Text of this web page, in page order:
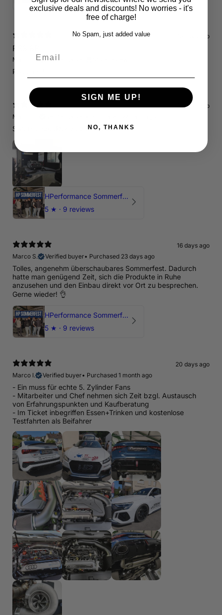
16 days ago
RS3 8P
Marcin J. Verified buyer
Polecam !
16 days ago
Marcin J.
Świetnie spedzony czas , Pozdrawiam
HPerformance Sommerfest 2026
5 ★ · 9 reviews
16 days ago
Marco S.
Verified buyer• Purchased 23 days ago
Tolles, angenehm überschaubares Sommerfest. Dadurch
hatte man genügend Zeit, sich die Produkte in Ruhe
anzusehen und den Einbau direkt vor Ort zu besprechen.
Gerne wieder! 👌
HPerformance Sommerfest 2026
5 ★ · 9 reviews
20 days ago
Marco I.
Verified buyer• Purchased 1 month ago
- Ein muss für echte 5. Zylinder Fans
- Mitarbeiter und Chef nehmen sich Zeit bzgl. Austausch
von Erfahrungspunkten und Kaufberatung
- Im Ticket inbegriffen Essen+Trinken und kostenlose
Testfahrten als Beifahrer
exclusive deals and discounts! No worries - it's
free of charge!
No Spam, just added value
SIGN ME UP!
NO, THANKS